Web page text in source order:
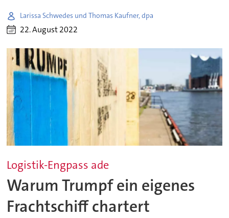
Larissa Schwedes und Thomas Kaufner, dpa
22. August 2022
Logistik-Engpass ade
Warum Trumpf ein eigenes
Frachtschiff chartert